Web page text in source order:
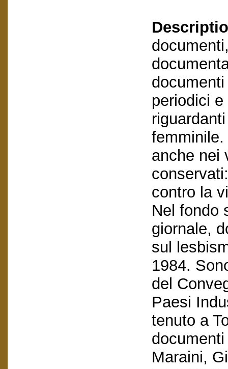
periodici
anche nei
contro la
Nel fondo
giornale,
sul
1984.
del
Paesi
tenuto a
Maraini,